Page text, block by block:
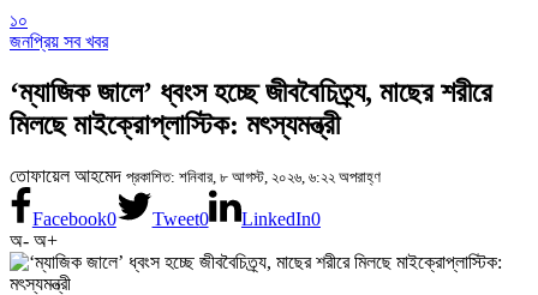
১০
জনপ্রিয় সব খবর
‘ম্যাজিক জালে’ ধ্বংস হচ্ছে জীববৈচিত্র্য, মাছের শরীরে
মিলছে মাইক্রোপ্লাস্টিক: মৎস্যমন্ত্রী
তোফায়েল আহমেদ প্রকাশিত: শনিবার, ৮ আগস্ট, ২০২৬, ৬:২২ অপরাহ্ণ
Facebook0 Tweet0 LinkedIn0
অ- অ+